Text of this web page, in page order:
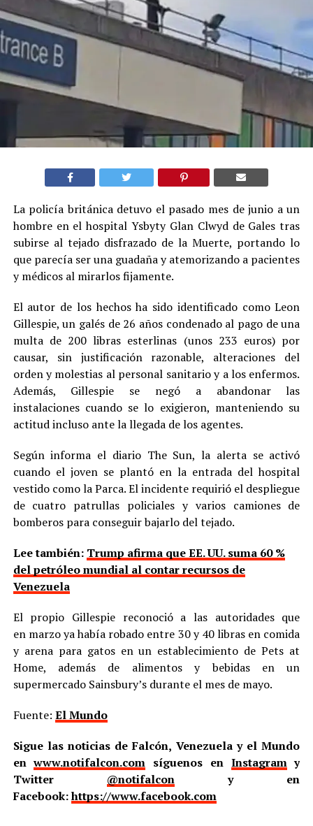
La policía británica detuvo el pasado mes de junio a un
hombre en el hospital Ysbyty Glan Clwyd de Gales tras
subirse al tejado disfrazado de la Muerte, portando lo
que parecía ser una guadaña y atemorizando a pacientes
y médicos al mirarlos fijamente.
El autor de los hechos ha sido identificado como Leon
Gillespie, un galés de 26 años condenado al pago de una
multa de 200 libras esterlinas (unos 233 euros) por
causar, sin justificación razonable, alteraciones del
orden y molestias al personal sanitario y a los enfermos.
Además, Gillespie se negó a abandonar las
instalaciones cuando se lo exigieron, manteniendo su
actitud incluso ante la llegada de los agentes.
Según informa el diario The Sun, la alerta se activó
cuando el joven se plantó en la entrada del hospital
vestido como la Parca. El incidente requirió el despliegue
de cuatro patrullas policiales y varios camiones de
bomberos para conseguir bajarlo del tejado.
Lee también: Trump afirma que EE. UU. suma 60 %
del petróleo mundial al contar recursos de
Venezuela
El propio Gillespie reconoció a las autoridades que
en marzo ya había robado entre 30 y 40 libras en comida
y arena para gatos en un establecimiento de Pets at
Home, además de alimentos y bebidas en un
supermercado Sainsbury’s durante el mes de mayo.
Fuente: El Mundo
Sigue las noticias de Falcón, Venezuela y el Mundo
enwww.notifalcon.com síguenos en Instagramy
Twitter @notifalcony en
Facebook:https://www.facebook.com